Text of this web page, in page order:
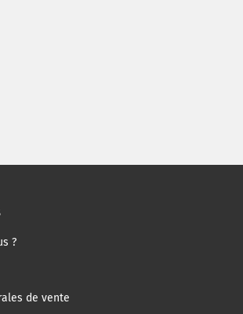
confrontation à un cas réel de
nécessite une approche
?
de vente